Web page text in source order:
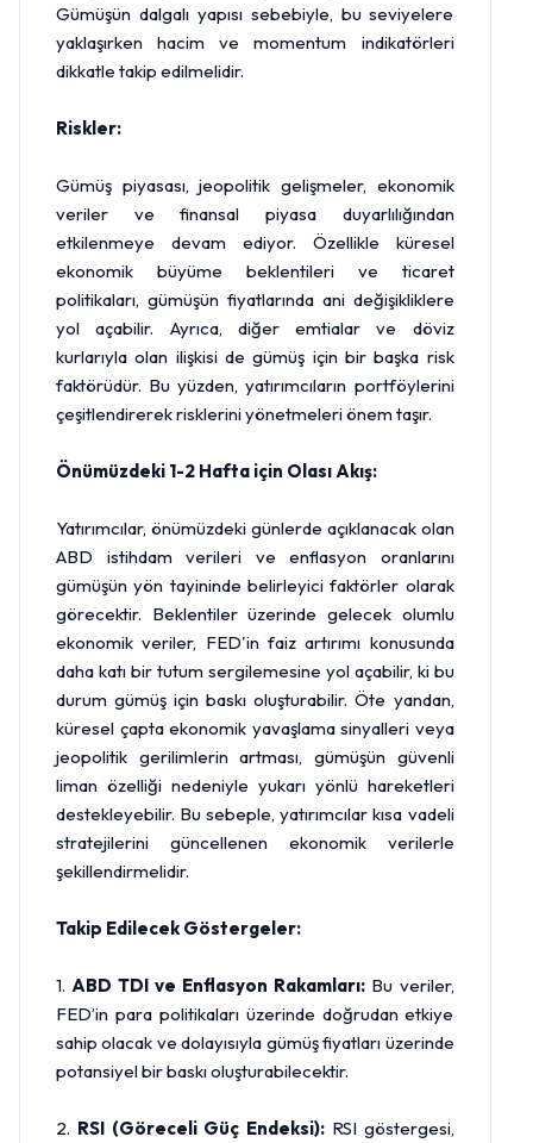
Gümüşün dalgalı yapısı sebebiyle, bu seviyelere
yaklaşırken hacim ve momentum indikatörleri
dikkatle takip edilmelidir.
Riskler:
Gümüş piyasası, jeopolitik gelişmeler, ekonomik
veriler ve finansal piyasa duyarlılığından
etkilenmeye devam ediyor. Özellikle küresel
ekonomik büyüme beklentileri ve ticaret
politikaları, gümüşün fiyatlarında ani değişikliklere
yol açabilir. Ayrıca, diğer emtialar ve döviz
kurlarıyla olan ilişkisi de gümüş için bir başka risk
faktörüdür. Bu yüzden, yatırımcıların portföylerini
çeşitlendirerek risklerini yönetmeleri önem taşır.
Önümüzdeki 1-2 Hafta için Olası Akış:
Yatırımcılar, önümüzdeki günlerde açıklanacak olan
ABD istihdam verileri ve enflasyon oranlarını
gümüşün yön tayininde belirleyici faktörler olarak
görecektir. Beklentiler üzerinde gelecek olumlu
ekonomik veriler, FED'in faiz artırımı konusunda
daha katı bir tutum sergilemesine yol açabilir, ki bu
durum gümüş için baskı oluşturabilir. Öte yandan,
küresel çapta ekonomik yavaşlama sinyalleri veya
jeopolitik gerilimlerin artması, gümüşün güvenli
liman özelliği nedeniyle yukarı yönlü hareketleri
destekleyebilir. Bu sebeple, yatırımcılar kısa vadeli
stratejilerini güncellenen ekonomik verilerle
şekillendirmelidir.
Takip Edilecek Göstergeler:
1. ABD TDI ve Enflasyon Rakamları: Bu veriler,
FED’in para politikaları üzerinde doğrudan etkiye
sahip olacak ve dolayısıyla gümüş fiyatları üzerinde
potansiyel bir baskı oluşturabilecektir.
2. RSI (Göreceli Güç Endeksi): RSI göstergesi,